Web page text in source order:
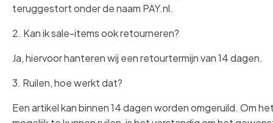
teruggestort onder de naam PAY.nl.
2. Kan ik sale-items ook retourneren?
Ja, hiervoor hanteren wij een retourtermijn van 14 dagen.
3. Ruilen, hoe werkt dat?
Een artikel kan binnen 14 dagen worden omgeruild. Om